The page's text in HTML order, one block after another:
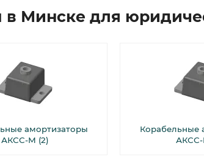
в Минске для
амортизаторы
АКСС-М (2)
Корабельные
АКСС-